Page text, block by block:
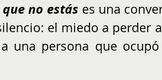
no estás es una
el miedo a perder
una persona que